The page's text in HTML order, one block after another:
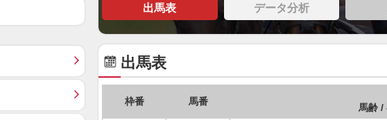
出馬表 データ分析
出馬表
枠番 馬番
馬齢 /